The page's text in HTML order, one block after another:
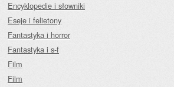
Encyklopedie i słowniki
Eseje i felietony
Fantastyka i horror
Fantastyka i s-f
Film
Film